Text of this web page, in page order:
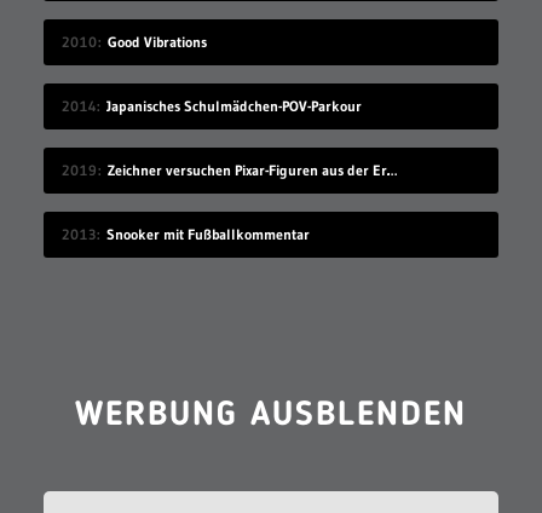
2010 Good Vibrations
2014 Japanisches Schulmädchen-POV-Parkour
2019 Zeichner versuchen Pixar-Figuren aus der Erinnerung raus zu malen
2013 Snooker mit Fußballkommentar
WERBUNG AUSBLENDEN